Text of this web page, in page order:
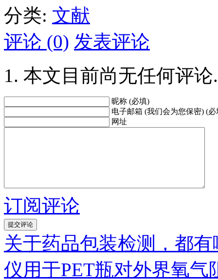
分类: 文献
评论 (0) 发表评论
本文目前尚无任何评论.
昵称 (必填)
电子邮箱 (我们会为您保密) (必
网址
订阅评论
关于药品包装检测，都
仪用于PET瓶对外界氧气